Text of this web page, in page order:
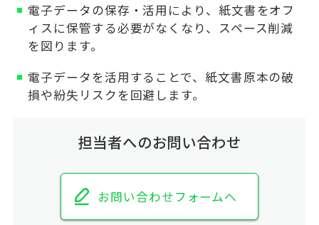
電子データの保存・活用により、紙文書をオフ
ィスに保管する必要がなくなり、スペース削減
を図ります。
電子データを活用することで、紙文書原本の破
損や紛失リスクを回避します。
担当者へのお問い合わせ
お問い合わせフォームへ